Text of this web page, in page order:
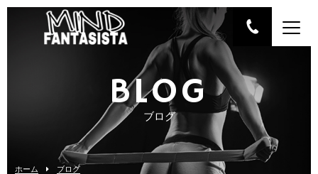
BLOG
ブログ
ホーム ブログ